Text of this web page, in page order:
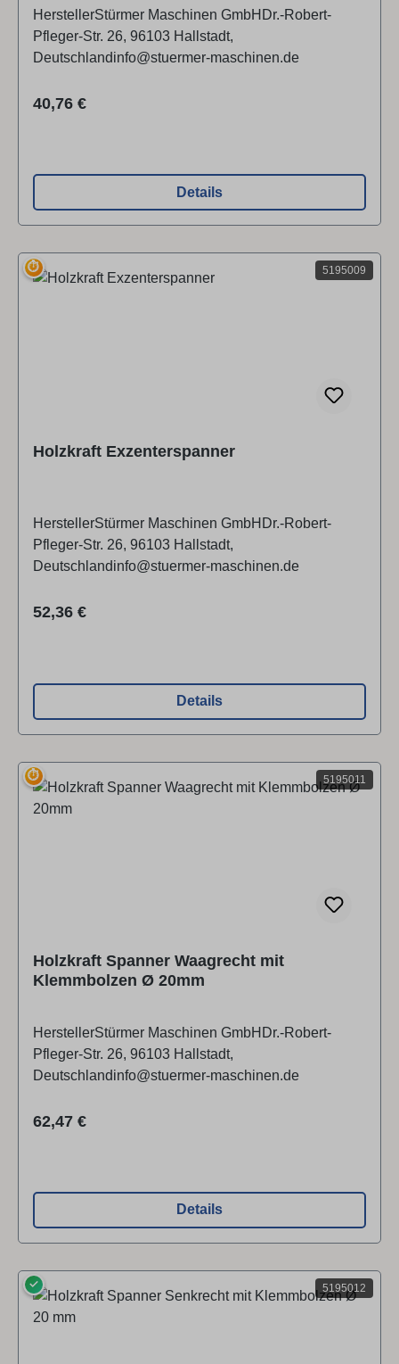
HerstellerStürmer Maschinen GmbHDr.-Robert-
Pfleger-Str. 26, 96103 Hallstadt,
Deutschlandinfo@stuermer-maschinen.de
Regulärer Preis:
40,76 €
Details
5195009
⏱
Holzkraft Exzenterspanner
HerstellerStürmer Maschinen GmbHDr.-Robert-
Pfleger-Str. 26, 96103 Hallstadt,
Deutschlandinfo@stuermer-maschinen.de
Regulärer Preis:
52,36 €
Details
5195011
⏱
Holzkraft Spanner Waagrecht mit
Klemmbolzen Ø 20mm
HerstellerStürmer Maschinen GmbHDr.-Robert-
Pfleger-Str. 26, 96103 Hallstadt,
Deutschlandinfo@stuermer-maschinen.de
Regulärer Preis:
62,47 €
Details
5195012
✓